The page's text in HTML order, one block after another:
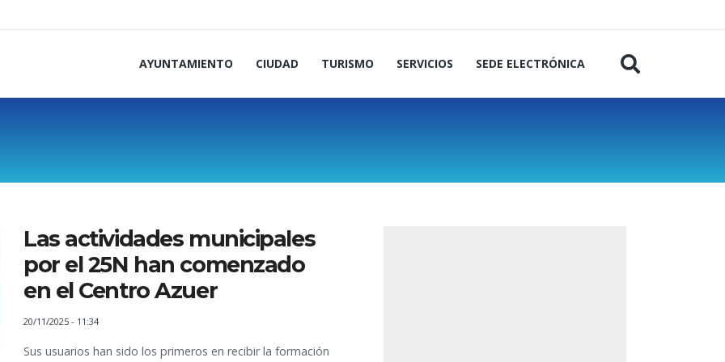
AYUNTAMIENTO CIUDAD TURISMO SERVICIOS SEDE ELECTRÓNICA
Las actividades municipales
por el 25N han comenzado
en el Centro Azuer
20/11/2025 - 11:34
Sus usuarios han sido los primeros en recibir la formación